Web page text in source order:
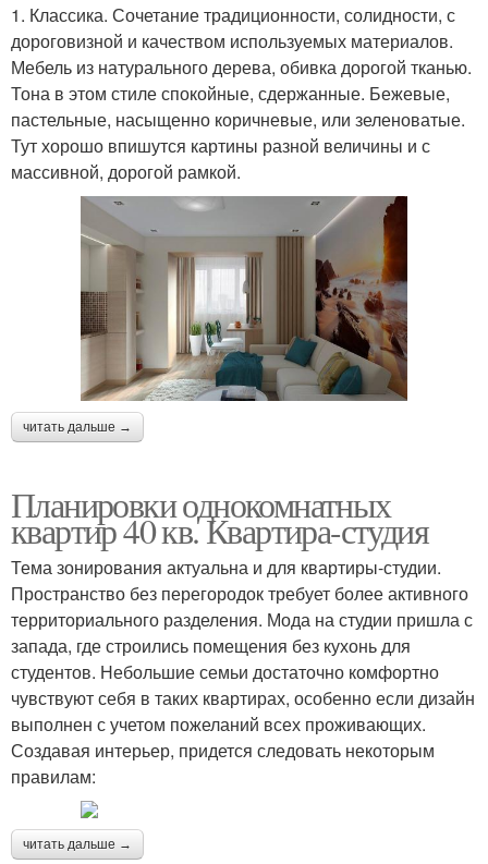
1. Классика. Сочетание традиционности, солидности, с
дороговизной и качеством используемых материалов.
Мебель из натурального дерева, обивка дорогой тканью.
Тона в этом стиле спокойные, сдержанные. Бежевые,
пастельные, насыщенно коричневые, или зеленоватые.
Тут хорошо впишутся картины разной величины и с
массивной, дорогой рамкой.
читать дальше →
Планировки однокомнатных
квартир 40 кв. Квартира-студия
Тема зонирования актуальна и для квартиры-студии.
Пространство без перегородок требует более активного
территориального разделения. Мода на студии пришла с
запада, где строились помещения без кухонь для
студентов. Небольшие семьи достаточно комфортно
чувствуют себя в таких квартирах, особенно если дизайн
выполнен с учетом пожеланий всех проживающих.
Создавая интерьер, придется следовать некоторым
правилам:
читать дальше →